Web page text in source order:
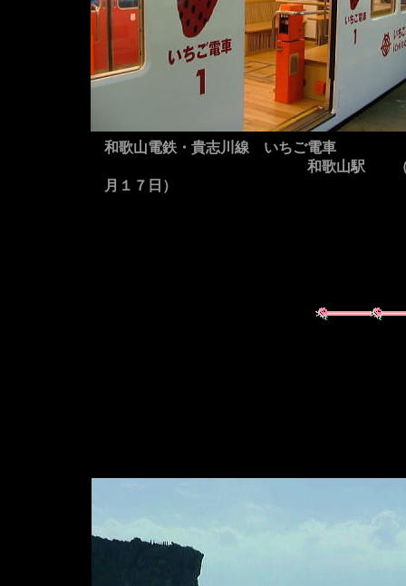
和歌山電鉄・貴志川線 いちご電車
和歌山駅 （
月１７日）